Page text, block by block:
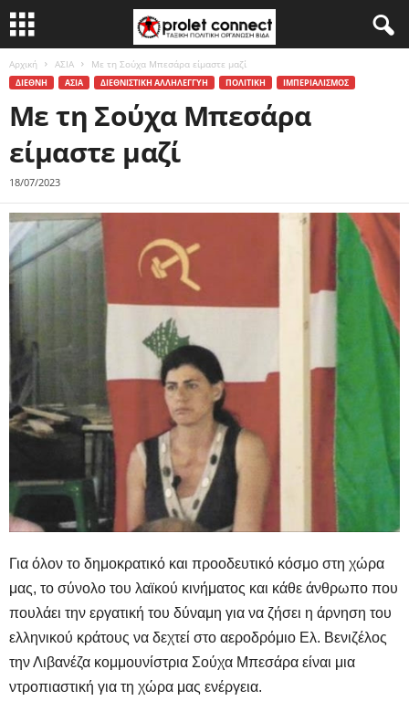
Αρχική ΑΣΙΑ Με τη Σούχα Μπεσάρα είμαστε μαζί
ΔΙΕΘΝΗ ΑΣΙΑ ΔΙΕΘΝΙΣΤΙΚΗ ΑΛΛΗΛΕΓΓΥΗ ΠΟΛΙΤΙΚΗ ΙΜΠΕΡΙΑΛΙΣΜΟΣ
Με τη Σούχα Μπεσάρα
είμαστε μαζί
18/07/2023
Για όλον το δημοκρατικό και προοδευτικό κόσμο στη χώρα
μας, το σύνολο του λαϊκού κινήματος και κάθε άνθρωπο που
πουλάει την εργατική του δύναμη για να ζήσει η άρνηση του
ελληνικού κράτους να δεχτεί στο αεροδρόμιο Ελ. Βενιζέλος
την Λιβανέζα κομμουνίστρια Σούχα Μπεσάρα είναι μια
ντροπιαστική για τη χώρα μας ενέργεια.